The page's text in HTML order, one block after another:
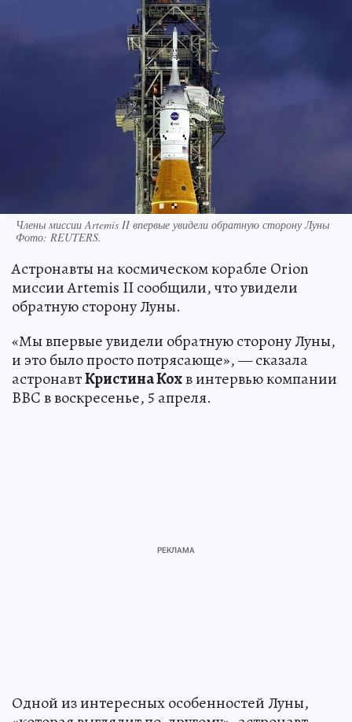
Члены миссии Artemis II впервые увидели обратную сторону Луны
Фото: REUTERS.
Астронавты на космическом корабле Orion
миссии Artemis II сообщили, что увидели
обратную сторону Луны.
«Мы впервые увидели обратную сторону Луны,
и это было просто потрясающе», — сказала
астронавтКристина Кохв интервью компании
BBC в воскресенье, 5 апреля.
Одной из интересных особенностей Луны,